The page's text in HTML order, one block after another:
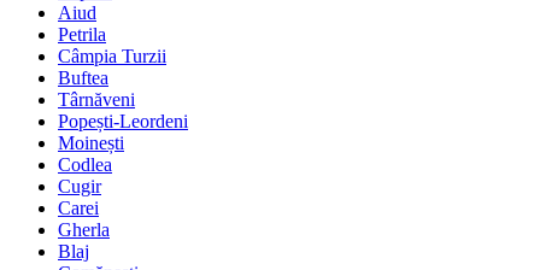
Aiud
Petrila
Câmpia Turzii
Buftea
Târnăveni
Popești-Leordeni
Moinești
Codlea
Cugir
Carei
Gherla
Blaj